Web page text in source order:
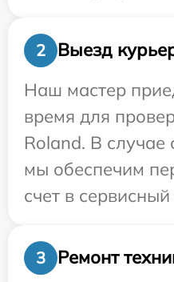
2
Выезд
Наш мастер
время для
Roland. В
мы обеспечим
счет в
3
Ремонт